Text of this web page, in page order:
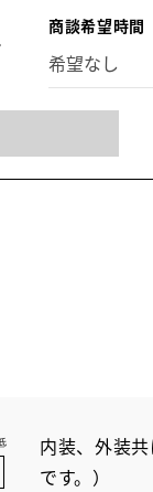
18 19
商談希望時間
内装、外装
です。）